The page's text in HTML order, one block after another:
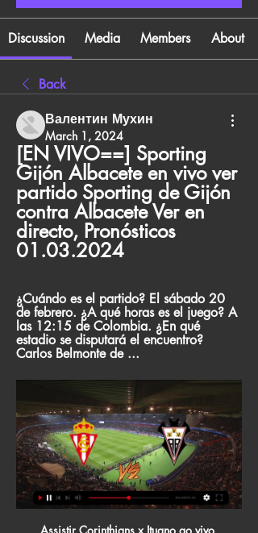
Discussion Media Members About
Back
Валентин Мухин
March 1, 2024
[EN VIVO==] Sporting
Gijón Albacete en vivo ver
partido Sporting de Gijón
contra Albacete Ver en
directo, Pronósticos
01.03.2024
¿Cuándo es el partido? El sábado 20
de febrero. ¿A qué horas es el juego? A
las 12:15 de Colombia. ¿En qué
estadio se disputará el encuentro?
Carlos Belmonte de ...